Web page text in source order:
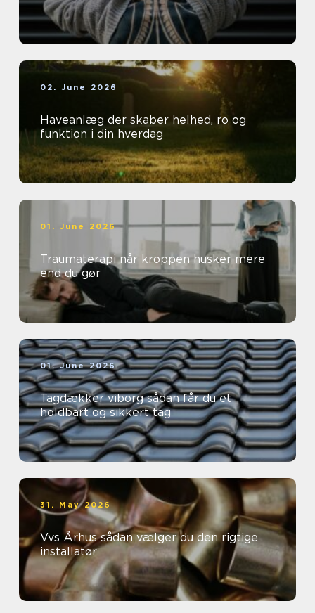
02. June 2026
Haveanlæg der skaber helhed, ro og
funktion i din hverdag
01. June 2026
Traumaterapi når kroppen husker mere
end du gør
01. June 2026
Tagdækker viborg sådan får du et
holdbart og sikkert tag
31. May 2026
Vvs Århus sådan vælger du den rigtige
installatør